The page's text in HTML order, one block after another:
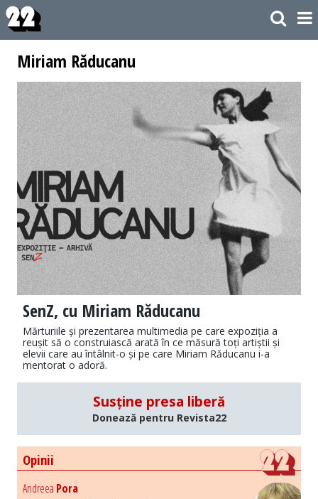
Miriam Răducanu
SenZ, cu Miriam Răducanu
Mărturiile și prezentarea multimedia pe care expoziția a
reușit să o construiască arată în ce măsură toți artiștii și
elevii care au întâlnit-o și pe care Miriam Răducanu i-a
mentorat o adoră.
Susține presa liberă
Donează pentru Revista22
Opinii
Andreea Pora